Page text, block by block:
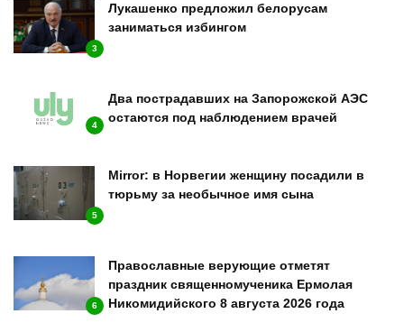
3
Лукашенко предложил белорусам
заниматься избингом
4
Два пострадавших на Запорожской АЭС
остаются под наблюдением врачей
5
Mirror: в Норвегии женщину посадили в
тюрьму за необычное имя сына
6
Православные верующие отметят
праздник священномученика Ермолая
Никомидийского 8 августа 2026 года